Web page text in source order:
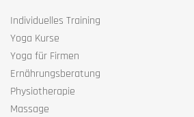
Individuelles Training
Yoga Kurse
Yoga für Firmen
Ernährungsberatung
Physiotherapie
Massage